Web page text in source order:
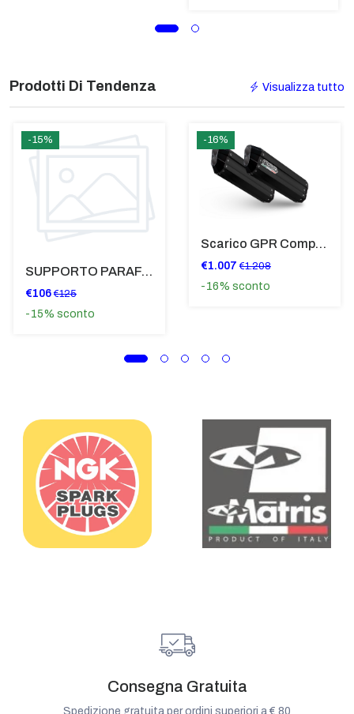
Prodotti Di Tendenza Visualizza tutto
-15%
SUPPORTO PARAFANGO POSTERIORE BMW F900XR
€106 €125
-15% sconto
-16%
Scarico GPR Compatibile Con Bmw K 1600 Gt 2017-2021 - Hyper Sonic Black Titanium
€1.007 €1.208
-16% sconto
Consegna Gratuita
Spedizione gratuita per ordini superiori a € 80